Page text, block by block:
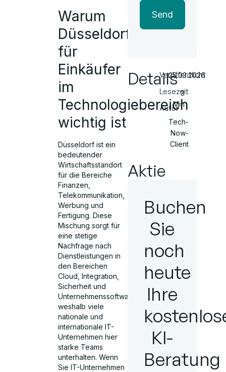
Warum
Düsseldorf
für
Einkäufer
im
Technologiebereich
wichtig ist
Düsseldorf ist ein
bedeutender
Wirtschaftsstandort
für die Bereiche
Finanzen,
Telekommunikation,
Werbung und
Fertigung. Diese
Mischung sorgt für
eine stetige
Nachfrage nach
Dienstleistungen in
den Bereichen
Cloud, Integration,
Sicherheit und
Unternehmenssoftware,
weshalb viele
nationale und
internationale IT-
Unternehmen hier
starke Teams
unterhalten. Wenn
Sie IT-Unternehmen
Send
DetailsVeröffentlicht
Lesezeit
Autor
25.03.2026
3
Min
Tech-
Now-
Client
Aktie
Buchen
Sie
noch
heute
Ihre
KI-
Beratung